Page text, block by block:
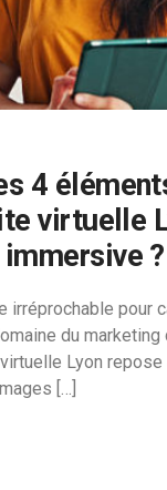
4
virtuelle
?
irréprochable pour
du
Lyon
[…]